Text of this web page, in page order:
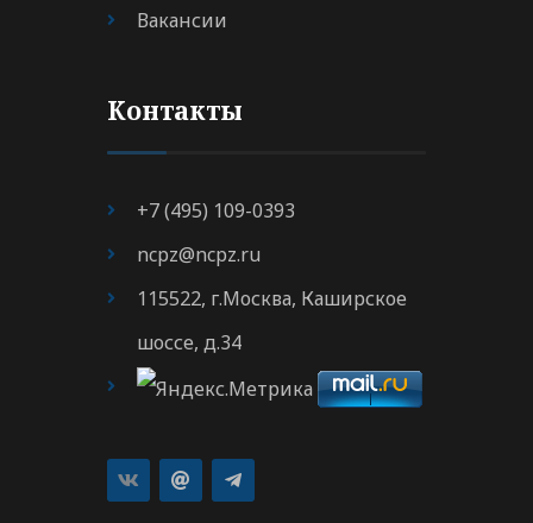
Вакансии
Контакты
+7 (495) 109-0393
ncpz@ncpz.ru
115522, г.Москва, Каширское
шоссе, д.34